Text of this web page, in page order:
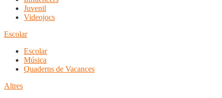
Juvenil
Videojocs
Escolar
Escolar
Música
Quaderns de Vacances
Altres